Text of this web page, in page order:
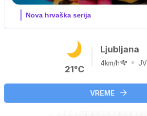
3. sezona dokumentarne serije
21°C
Ljubljana
4km/h JV
VREME